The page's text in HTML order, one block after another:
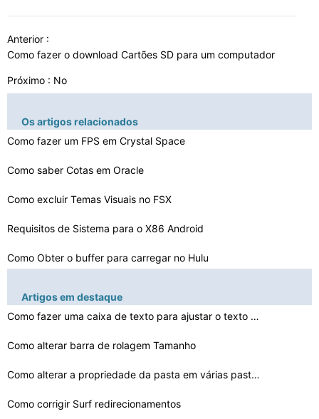
Anterior :
Como fazer o download Cartões SD para um computador
Próximo : No
Os artigos relacionados
Como fazer um FPS em Crystal Space
Como saber Cotas em Oracle
Como excluir Temas Visuais no FSX
Requisitos de Sistema para o X86 Android
Como Obter o buffer para carregar no Hulu
O que é uma CP /M
Como vincular JMX a um IP
Cinco principais atividades de um OS
Artigos em destaque
Como fazer uma caixa de texto para ajustar o texto Cres…
Como alterar barra de rolagem Tamanho
Como alterar a propriedade da pasta em várias pastas d…
Como corrigir Surf redirecionamentos